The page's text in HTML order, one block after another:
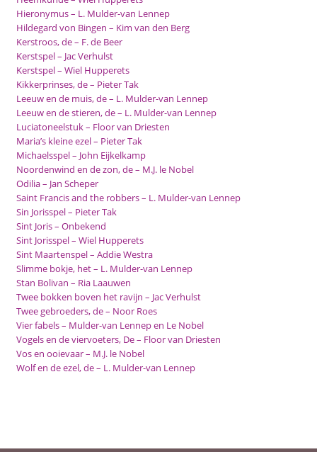
Hieronymus – L. Mulder-van Lennep
Hildegard von Bingen – Kim van den Berg
Kerstroos, de – F. de Beer
Kerstspel – Jac Verhulst
Kerstspel – Wiel Hupperets
Kikkerprinses, de – Pieter Tak
Leeuw en de muis, de – L. Mulder-van Lennep
Leeuw en de stieren, de – L. Mulder-van Lennep
Luciatoneelstuk – Floor van Driesten
Maria’s kleine ezel – Pieter Tak
Michaelsspel – John Eijkelkamp
Noordenwind en de zon, de – M.J. le Nobel
Odilia – Jan Scheper
Saint Francis and the robbers – L. Mulder-van Lennep
Sin Jorisspel – Pieter Tak
Sint Joris – Onbekend
Sint Jorisspel – Wiel Hupperets
Sint Maartenspel – Addie Westra
Slimme bokje, het – L. Mulder-van Lennep
Stan Bolivan – Ria Laauwen
Twee bokken boven het ravijn – JacVerhulst
Twee gebroeders, de – Noor Roes
Vier fabels – Mulder-van Lennep en Le Nobel
Vogels en de viervoeters, De – Floor van Driesten
Vos en ooievaar – M.J. le Nobel
Wolf en de ezel, de – L. Mulder-van Lennep